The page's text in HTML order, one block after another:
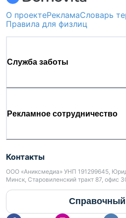
О проектеРекламаСловарь
Правила для физлиц
Служба заботы
Рекламное сотрудничество
Контакты
ООО «Аниксмедиа» УНП 191299645,
Минск, Старовиленский тракт 87, офис
Справочный